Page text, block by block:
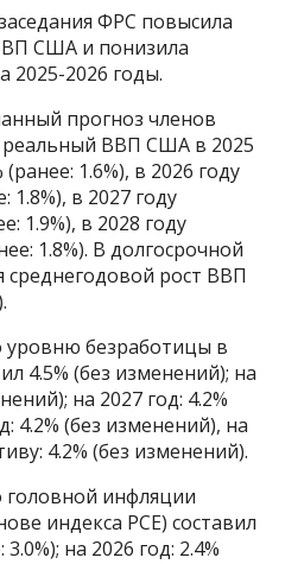
ФРС повысила
США и понизила
2025-2026 годы.
прогноз членов
реальный ВВП США в 2025
1.6%), в 2026 году
1.8%), в 2027 году
1.9%), в 2028 году
1.8%). В долгосрочной
среднегодовой рост ВВП
безработицы в
4.5% (без изменений); на
на 2027 год: 4.2%
4.2% (без изменений), на
4.2% (без изменений).
инфляции
индекса PCE) составил
на 2026 год: 2.4%